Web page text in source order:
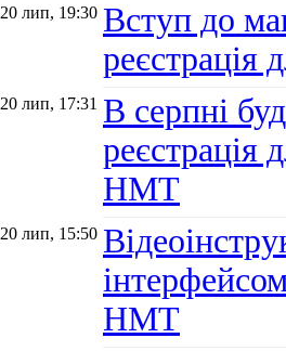
20 лип, 19:30 Вступ до
20 лип, 17:31 В серпні
реєстрація
НМТ
20 лип, 15:50
НМТ